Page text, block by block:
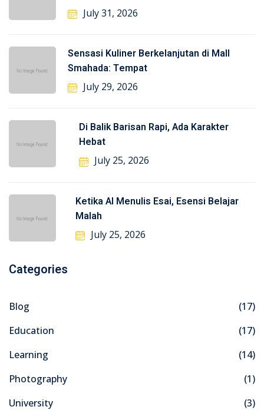
July 31, 2026
Sensasi Kuliner Berkelanjutan di Mall
Smahada: Tempat
July 29, 2026
Di Balik Barisan Rapi, Ada Karakter
Hebat
July 25, 2026
Ketika AI Menulis Esai, Esensi Belajar
Malah
July 25, 2026
Categories
Blog
(17)
Education
(17)
Learning
(14)
Photography
(1)
University
(3)